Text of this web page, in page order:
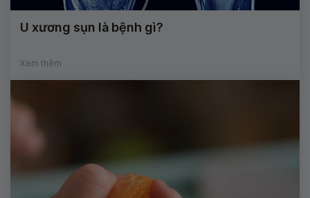
U xương sụn là bệnh gì?
Xem thêm